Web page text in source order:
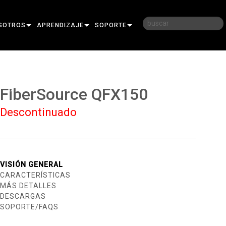
APRENDIZAJE SOPORTE
PORTAL PARA CONSULTORES
FIRMWARE
FiberSource QFX150
Descontinuado
VISIÓN GENERAL
CARACTERÍSTICAS
MÁS DETALLES
DESCARGAS
SOPORTE/FAQS